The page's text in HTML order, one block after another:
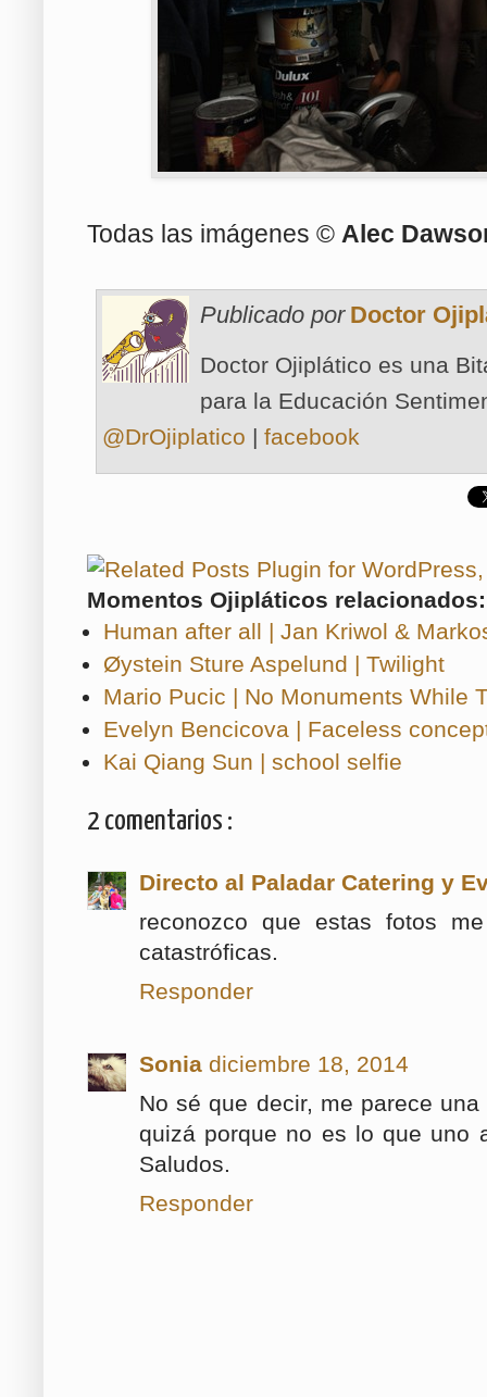
Todas las imágenes © Alec
Publicado por Doctor
Doctor Ojiplático es una
para la Educación
@DrOjiplatico | facebook
Momentos Ojipláticos relacionados:
Human after all | Jan Kriwol &
Øystein Sture Aspelund | Twilight
Mario Pucic | No Monuments While
Evelyn Bencicova | Faceless
Kai Qiang Sun | school selfie
2 comentarios :
Directo al Paladar Catering y
reconozco que estas fotos
catastróficas.
Responder
Sonia diciembre 18, 2014
No sé que decir, me parece
quizá porque no es lo que uno
Saludos.
Responder